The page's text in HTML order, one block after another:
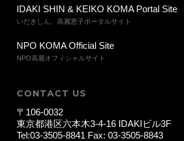
IDAKI SHIN & KEIKO KOMA Portal Site
いだきしん、高麗恵子ポータルサイト
NPO KOMA Official Site
NPO高麗オフィシャルサイト
CONTACT US
〒106-0032
東京都港区六本木3-4-16 IDAKIビル3F
Tel:03-3505-8841 Fax: 03-3505-8843